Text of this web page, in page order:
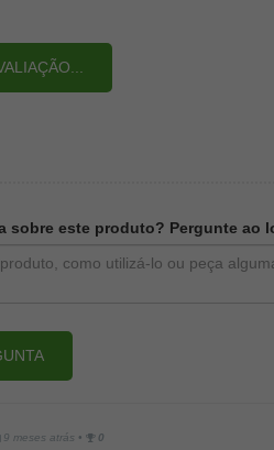
sobre este produto? Pergunte ao
9 meses atrás • 0